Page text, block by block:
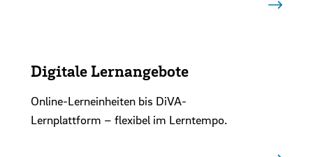
Digitale Lernangebote
Online-Lerneinheiten bis DiVA-
Lernplattform – flexibel im Lerntempo.